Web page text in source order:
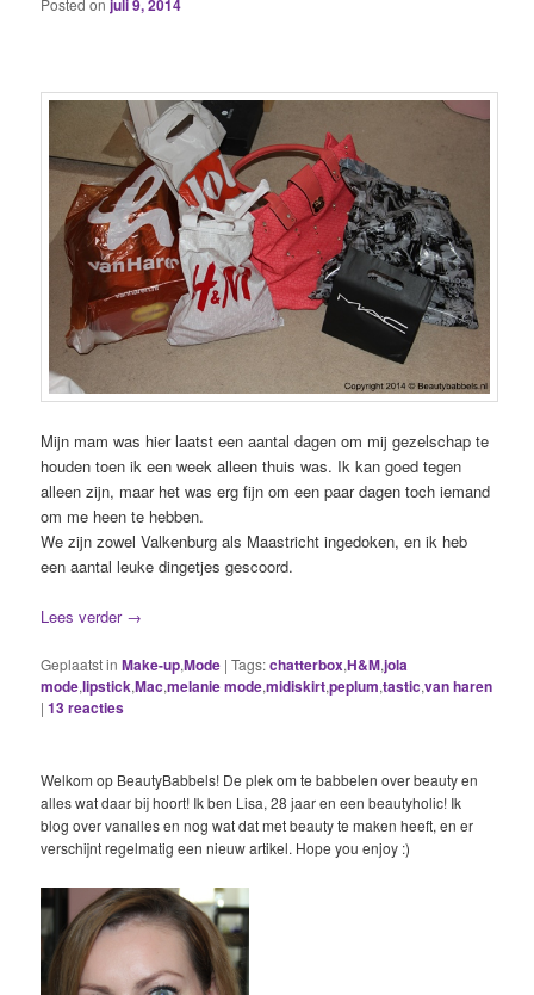
Posted onjuli 9, 2014
Mijn mam was hier laatst een aantal dagen om mij gezelschap te
houden toen ik een week alleen thuis was. Ik kan goed tegen
alleen zijn, maar het was erg fijn om een paar dagen toch iemand
om me heen te hebben.
We zijn zowel Valkenburg als Maastricht ingedoken, en ik heb
een aantal leuke dingetjes gescoord.
Lees verder →
Geplaatst in Make-up,Mode |Tags:chatterbox,H&M,jola
mode,lipstick,Mac,melanie mode,midiskirt,peplum,tastic,van haren
|13reacties
Welkom op BeautyBabbels! De plek om te babbelen over beauty en
alles wat daar bij hoort! Ik ben Lisa, 28 jaar en een beautyholic! Ik
blog over vanalles en nog wat dat met beauty te maken heeft, en er
verschijnt regelmatig een nieuw artikel. Hope you enjoy :)